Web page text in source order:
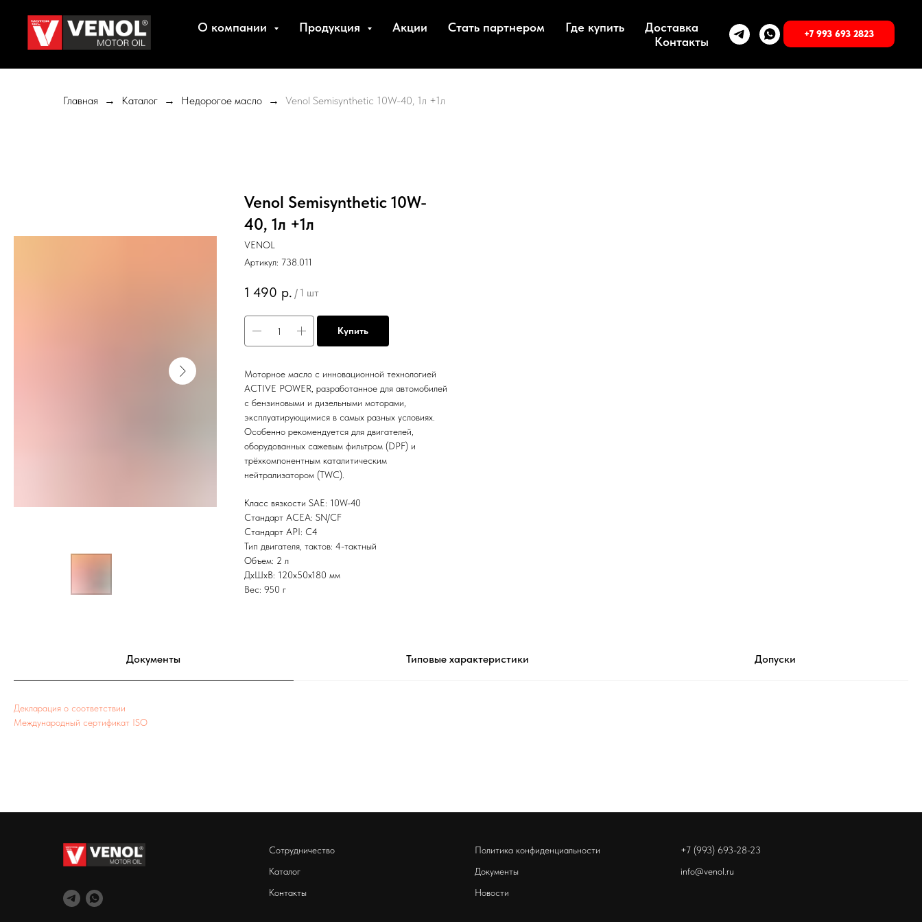
О компании Продукция Акции Стать партнером Где купить
Доставка
Контакты
+7 993 693 2823
Главная Каталог Недорогое масло Venol Semisynthetic 10W-40, 1л +1л
Venol Semisynthetic 10W-
40, 1л +1л
VENOL
Артикул: 738.011
1 490 р. / 1 шт
Купить
Моторное масло с инновационной технологией
ACTIVE POWER, разработанное для автомобилей
с бензиновыми и дизельными моторами,
эксплуатирующимися в самых разных условиях.
Особенно рекомендуется для двигателей,
оборудованных сажевым фильтром (DPF) и
трёхкомпонентным каталитическим
нейтрализатором (TWC).
Класс вязкости SAE: 10W-40
Стандарт ACEA: SN/CF
Стандарт API: C4
Тип двигателя, тактов: 4-тактный
Объем: 2 л
ДxШxВ: 120x50x180 мм
Вес: 950 г
Документы Типовые характеристики Допуски
Декларация о соответствии
Международный сертификат ISO
Сотрудничество
Каталог
Контакты
Политика конфиденциальности
Документы
Новости
+7 (993) 693-28-23
info@venol.ru